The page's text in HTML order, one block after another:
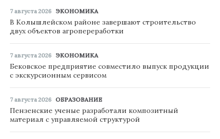
7 августа 2026 ЭКОНОМИКА
В Колышлейском районе завершают строительство
двух объектов агропереработки
7 августа 2026 ЭКОНОМИКА
Бековское предприятие совместило выпуск продукции
с экскурсионным сервисом
7 августа 2026 ОБРАЗОВАНИЕ
Пензенские ученые разработали композитный
материал с управляемой структурой